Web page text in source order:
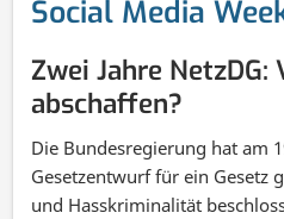
Social Media
Zwei Jahre
abschaffen?
Die Bundesregierung hat am
Gesetzentwurf für ein Gesetz
und Hasskriminalität